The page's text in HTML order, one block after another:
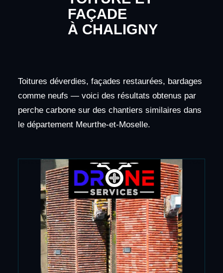
FAÇADE
À CHALIGNY
Toitures déverdies, façades restaurées, bardages
comme neufs — voici des résultats obtenus par
perche carbone sur des chantiers similaires dans
le département Meurthe-et-Moselle.